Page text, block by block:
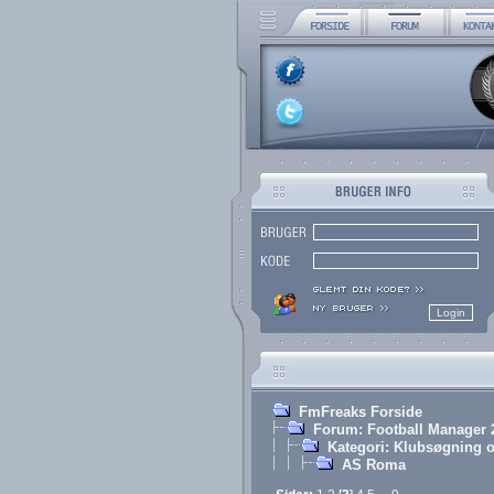
FmFreaks Forside
Forum: Football Manager
Kategori: Klubsøgning
AS Roma